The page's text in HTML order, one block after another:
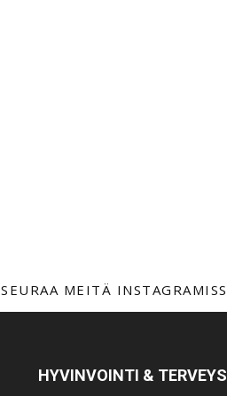
SEURAA MEITÄ
HYVINVOINTI & TERVEYS